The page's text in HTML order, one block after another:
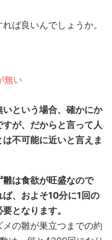
ば良いんでしょうか。
無い
という場合、確かにか
が、だからと言って人
は不可能に近いと言えま
雛は食欲が旺盛なので
ば、およそ10分に1回の
となります。
の雛が巣立つまでの約